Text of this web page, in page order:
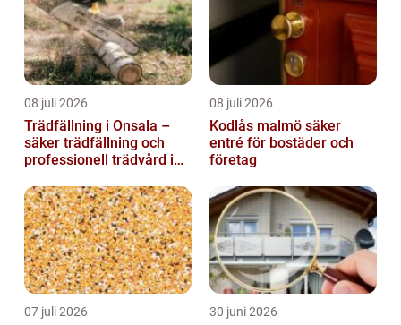
08 juli 2026
Trädfällning i Onsala –
säker trädfällning och
professionell trädvård i
08 juli 2026
Kodlås malmö säker
entré för bostäder och
företag
07 juli 2026 30 juni 2026